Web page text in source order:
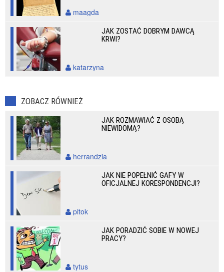
maagda
JAK ZOSTAĆ DOBRYM DAWCĄ
KRWI?
katarzyna
ZOBACZ RÓWNIEŻ
JAK ROZMAWIAĆ Z OSOBĄ
NIEWIDOMĄ?
herrandzia
JAK NIE POPEŁNIĆ GAFY W
OFICJALNEJ KORESPONDENCJI?
pitok
JAK PORADZIĆ SOBIE W NOWEJ
PRACY?
tytus